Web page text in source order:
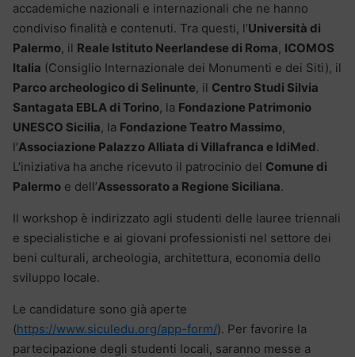
accademiche nazionali e internazionali che ne hanno
condiviso finalità e contenuti. Tra questi, l’Università di
Palermo, il Reale Istituto Neerlandese di Roma, ICOMOS
Italia (Consiglio Internazionale dei Monumenti e dei Siti), il
Parco archeologico di Selinunte, il Centro Studi Silvia
Santagata EBLA di Torino, la Fondazione Patrimonio
UNESCO Sicilia, la Fondazione Teatro Massimo,
l’Associazione Palazzo Alliata di Villafranca e IdiMed.
L’iniziativa ha anche ricevuto il patrocinio del Comune di
Palermo e dell’Assessorato a Regione Siciliana.
Il workshop è indirizzato agli studenti delle lauree triennali
e specialistiche e ai giovani professionisti nel settore dei
beni culturali, archeologia, architettura, economia dello
sviluppo locale.
Le candidature sono già aperte
(https://www.siculedu.org/app-form/). Per favorire la
partecipazione degli studenti locali, saranno messe a